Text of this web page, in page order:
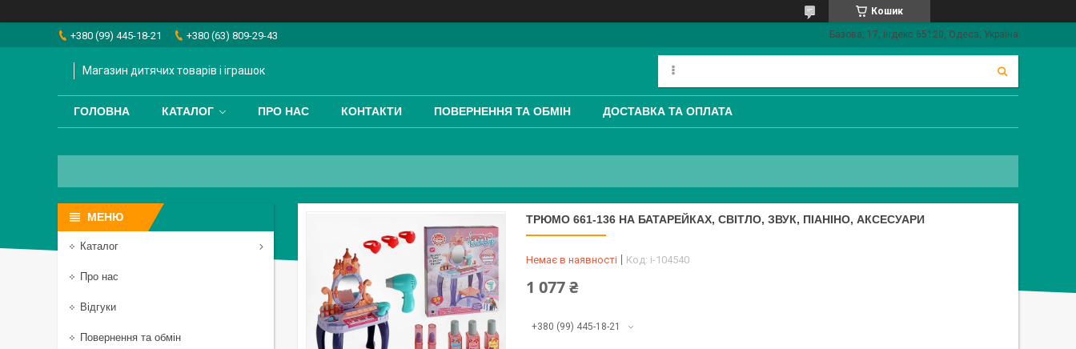
Кошик
+380 (99) 445-18-21 +380 (63) 809-29-43 Базова, 17, індекс 65120, Одеса, Україна
Магазин дитячих товарів і іграшок
ГОЛОВНА КАТАЛОГ ПРО НАС КОНТАКТИ ПОВЕРНЕННЯ ТА ОБМІН ДОСТАВКА ТА ОПЛАТА
ТРЮМО 661-136 НА БАТАРЕЙКАХ, СВІТЛО, ЗВУК, ПІАНІНО, АКСЕСУАРИ
Немає в наявності Код: i-104540
1 077 ₴
+380 (99) 445-18-21
Каталог
Про нас
Відгуки
Повернення та обмін